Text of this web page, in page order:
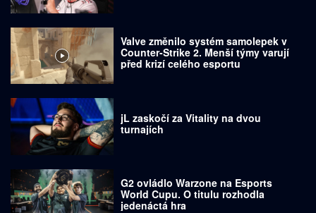
Valve změnilo systém samolepek v
Counter-Strike 2. Menší týmy varují
před krizí celého esportu
jL zaskočí za Vitality na dvou
turnajích
G2 ovládlo Warzone na Esports
World Cupu. O titulu rozhodla
jedenáctá hra